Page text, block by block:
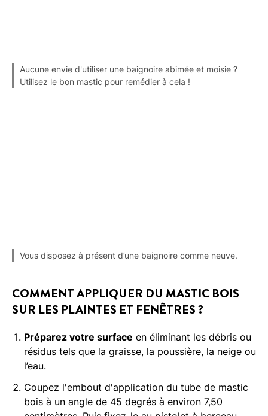
Aucune envie d'utiliser une baignoire abimée et moisie ?
Utilisez le bon mastic pour remédier à cela !
Vous disposez à présent d’une baignoire comme neuve.
COMMENT APPLIQUER DU MASTIC BOIS
SUR LES PLAINTES ET FENÊTRES ?
Préparez votre surface en éliminant les débris ou
résidus tels que la graisse, la poussière, la neige ou
l’eau.
Coupez l'embout d'application du tube de mastic
bois à un angle de 45 degrés à environ 7,50